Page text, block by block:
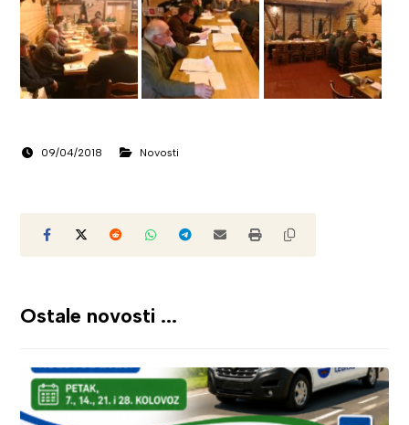
09/04/2018 Novosti
Ostale novosti ...